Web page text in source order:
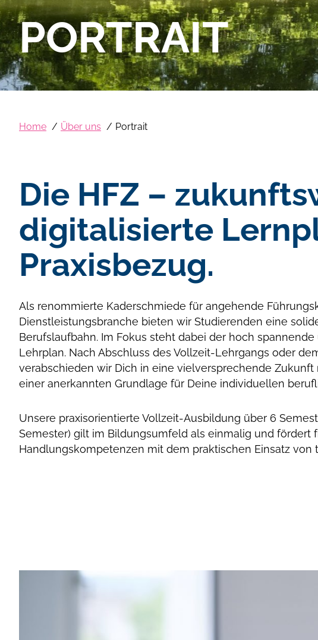
PORTRAIT
Home Über uns Portrait
Die HFZ –
digitalisierte
Praxisbezug.
Als renommierte Kaderschmiede für angehende
Dienstleistungsbranche bieten wir Studierenden eine
Berufslaufbahn. Im Fokus steht dabei der hoch
Lehrplan. Nach Abschluss des Vollzeit-Lehrgangs oder
verabschieden wir Dich in eine vielversprechende
einer anerkannten Grundlage für Deine individuellen
Unsere praxisorientierte Vollzeit-Ausbildung über 6
Semester) gilt im Bildungsumfeld als einmalig und fördert
Handlungskompetenzen mit dem praktischen Einsatz von